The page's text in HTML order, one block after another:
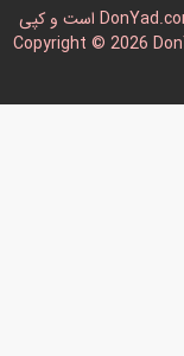
کلیه‌ی حقوق مادی و معنوی این سایت متعلق به DonYad.com است و کپی